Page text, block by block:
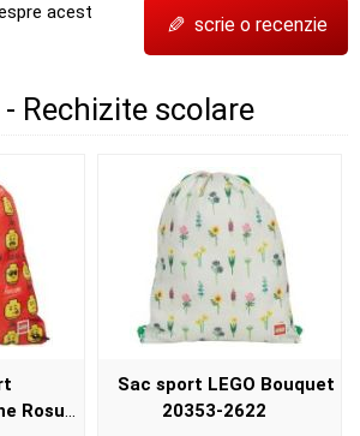
acest
✎ scrie o recenzie
Rechizite scolare
Rosu
Sac sport LEGO Bouquet
20353-2622